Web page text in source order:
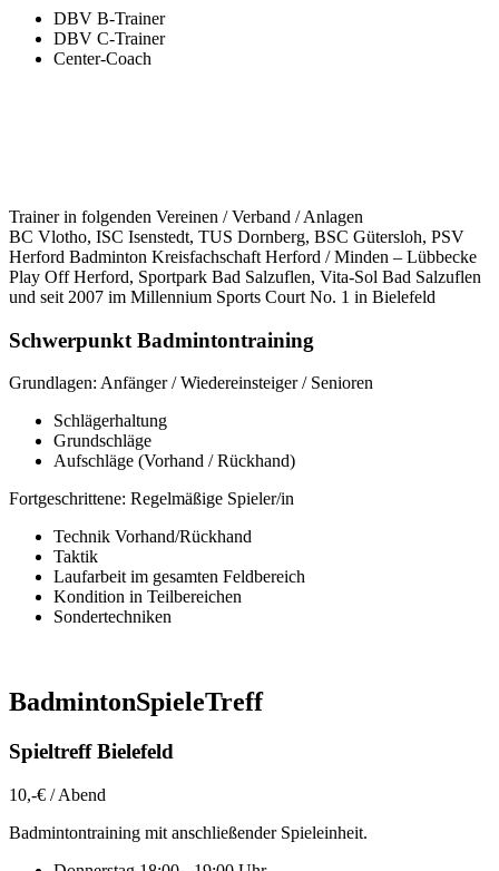
DBV B-Trainer
DBV C-Trainer
Center-Coach
Trainer in folgenden Vereinen / Verband / Anlagen
BC Vlotho, ISC Isenstedt, TUS Dornberg, BSC Gütersloh, PSV
Herford Badminton Kreisfachschaft Herford / Minden – Lübbecke
Play Off Herford, Sportpark Bad Salzuflen, Vita-Sol Bad Salzuflen
und seit 2007 im Millennium Sports Court No. 1 in Bielefeld
Schwerpunkt Badmintontraining
Grundlagen: Anfänger / Wiedereinsteiger / Senioren
Schlägerhaltung
Grundschläge
Aufschläge (Vorhand / Rückhand)
Fortgeschrittene: Regelmäßige Spieler/in
Technik Vorhand/Rückhand
Taktik
Laufarbeit im gesamten Feldbereich
Kondition in Teilbereichen
Sondertechniken
BadmintonSpieleTreff
Spieltreff Bielefeld
10,-€ / Abend
Badmintontraining mit anschließender Spieleinheit.